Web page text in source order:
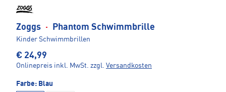
Zoggs · Phantom Schwimmbrille
Kinder Schwimmbrillen
€ 24,99
Onlinepreis inkl. MwSt. zzgl. Versandkosten
Farbe: Blau